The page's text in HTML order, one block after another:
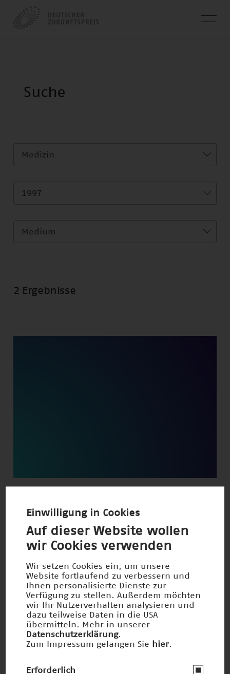
Medizin
1997
Medium
2 Ergebnisse
Nominiert 1997
Einwilligung in Cookies
Auf dieser Website wollen
wir Cookies verwenden
Wir setzen Cookies ein, um unsere
Website fortlaufend zu verbessern und
Ihnen personalisierte Dienste zur
Verfügung zu stellen. Außerdem möchten
wir Ihr Nutzerverhalten analysieren und
dazu teilweise Daten in die USA
übermitteln. Mehr in unserer
Datenschutzerklärung.
Zum Impressum gelangen Sie
hier
Erforderlich